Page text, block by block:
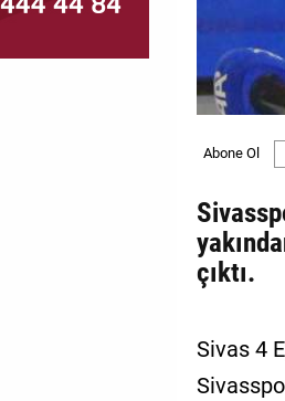
Künye
İletişim
çıktı.
Sivas 4